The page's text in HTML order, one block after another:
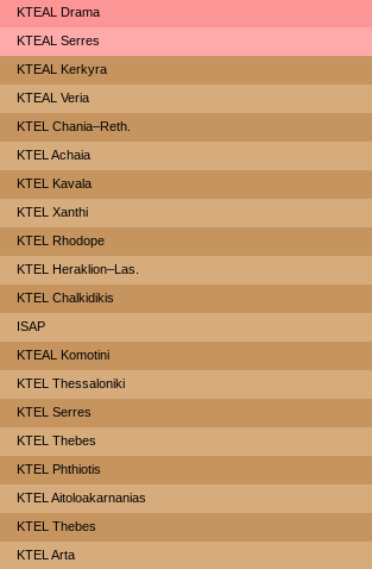
KTEAL Drama
KTEAL Serres
KTEAL Kerkyra
KTEAL Veria
KTEL Chania–Reth.
KTEL Achaia
KTEL Kavala
KTEL Xanthi
KTEL Rhodope
KTEL Heraklion–Las.
ΚΤΕL Chalkidikis
ISAP
KTEAL Komotini
KTEL Thessaloniki
KTEL Serres
KTEL Thebes
ΚΤΕL Phthiotis
KTEL Aitoloakarnanias
KTEL Thebes
KTEL Arta